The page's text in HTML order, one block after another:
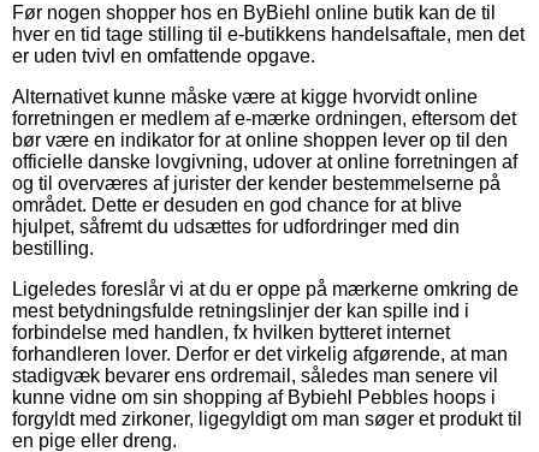
Før nogen shopper hos en ByBiehl online butik kan de til
hver en tid tage stilling til e-butikkens handelsaftale, men det
er uden tvivl en omfattende opgave.
Alternativet kunne måske være at kigge hvorvidt online
forretningen er medlem af e-mærke ordningen, eftersom det
bør være en indikator for at online shoppen lever op til den
officielle danske lovgivning, udover at online forretningen af
og til overværes af jurister der kender bestemmelserne på
området. Dette er desuden en god chance for at blive
hjulpet, såfremt du udsættes for udfordringer med din
bestilling.
Ligeledes foreslår vi at du er oppe på mærkerne omkring de
mest betydningsfulde retningslinjer der kan spille ind i
forbindelse med handlen, fx hvilken bytteret internet
forhandleren lover. Derfor er det virkelig afgørende, at man
stadigvæk bevarer ens ordremail, således man senere vil
kunne vidne om sin shopping af Bybiehl Pebbles hoops i
forgyldt med zirkoner, ligegyldigt om man søger et produkt til
en pige eller dreng.